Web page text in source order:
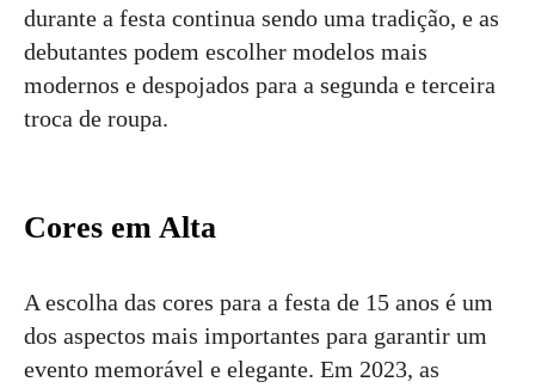
durante a festa continua sendo uma tradição, e as
debutantes podem escolher modelos mais
modernos e despojados para a segunda e terceira
troca de roupa.
Cores em Alta
A escolha das cores para a festa de 15 anos é um
dos aspectos mais importantes para garantir um
evento memorável e elegante. Em 2023, as